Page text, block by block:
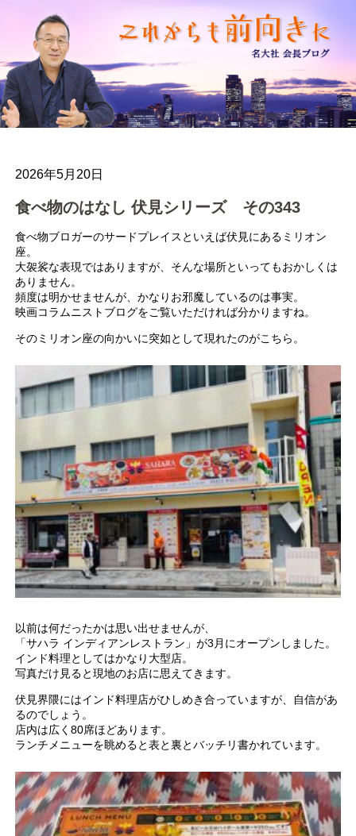
2026年5月20日
食べ物のはなし 伏見シリーズ その343
食べ物ブロガーのサードプレイスといえば伏見にあるミリオン
座。
大袈裟な表現ではありますが、そんな場所といってもおかしくは
ありません。
頻度は明かせませんが、かなりお邪魔しているのは事実。
映画コラムニストブログをご覧いただければ分かりますね。
そのミリオン座の向かいに突如として現れたのがこちら。
以前は何だったかは思い出せませんが、
「サハラ インディアンレストラン」が3月にオープンしました。
インド料理としてはかなり大型店。
写真だけ見ると現地のお店に思えてきます。
伏見界隈にはインド料理店がひしめき合っていますが、自信があ
るのでしょう。
店内は広く80席ほどあります。
ランチメニューを眺めると表と裏とバッチリ書かれています。